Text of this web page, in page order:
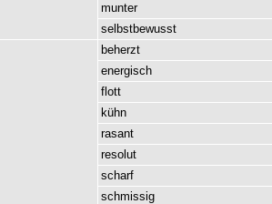
munter
selbstbewusst
beherzt
energisch
flott
kühn
rasant
resolut
scharf
schmissig